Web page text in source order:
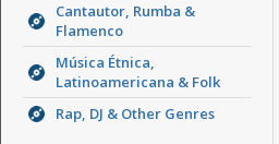
Cantautor, Rumba &
Flamenco
Música Étnica,
Latinoamericana & Folk
Rap, DJ & Other Genres